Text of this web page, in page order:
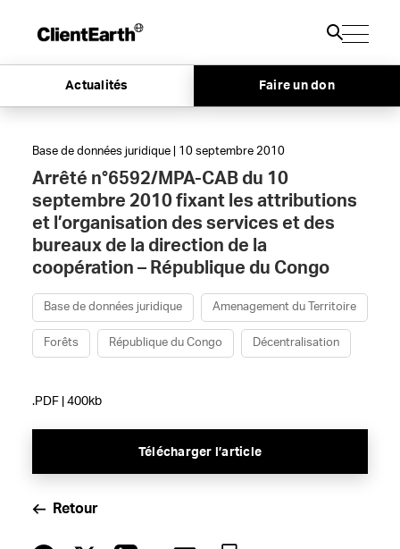
Actualités Faire un don
Base de données juridique | 10 septembre 2010
Arrêté n°6592/MPA-CAB du 10
septembre 2010 fixant les attributions
et l’organisation des services et des
bureaux de la direction de la
coopération – République du Congo
Base de données juridique Amenagement du Territoire
Forêts République du Congo Décentralisation
.PDF | 400kb
Télécharger l’article
Retour